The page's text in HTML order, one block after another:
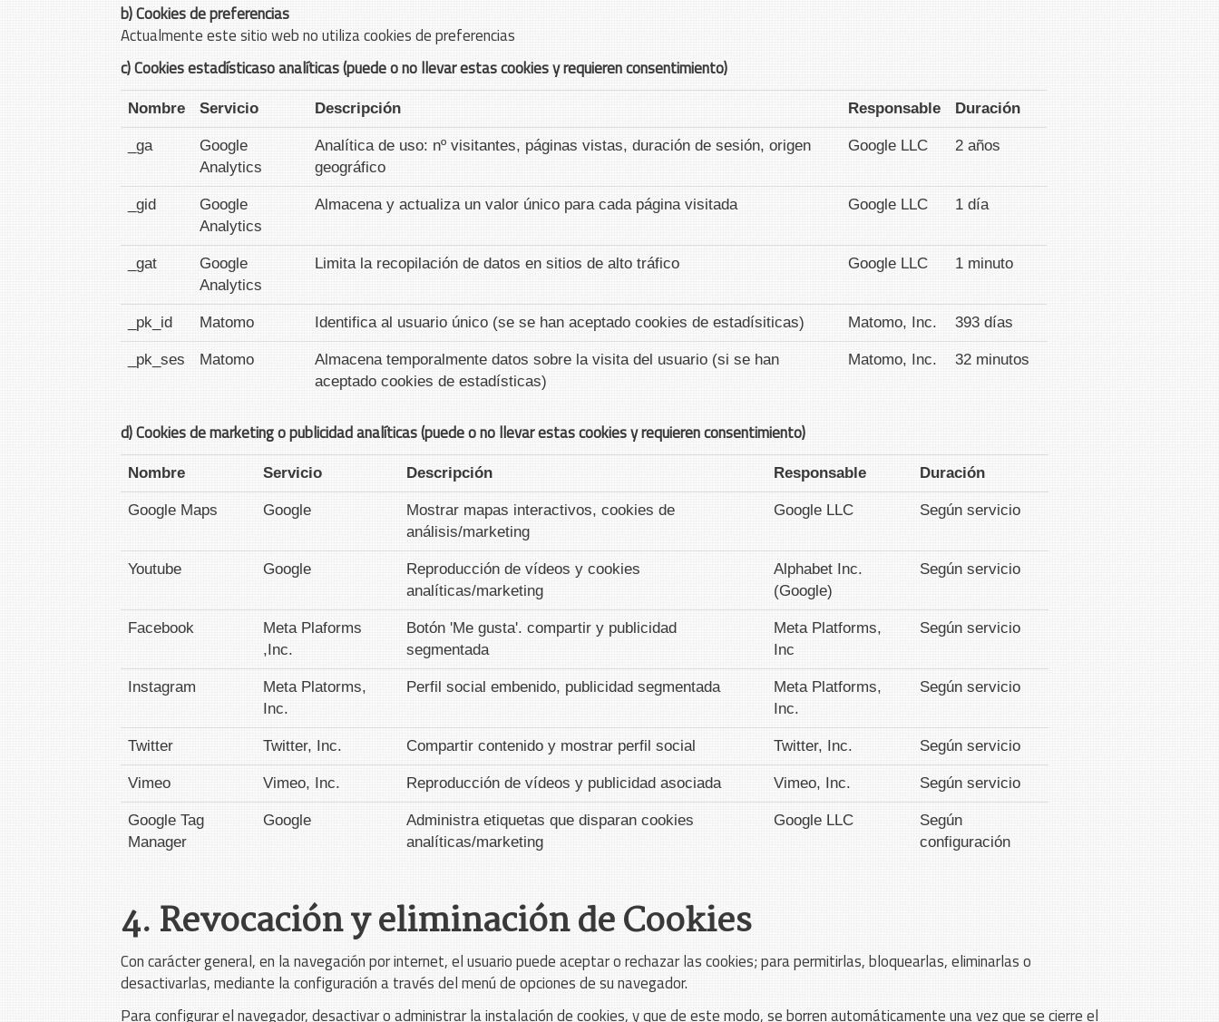
b) Cookies de preferencias
Actualmente este sitio web no utiliza cookies de preferencias
c) Cookies estadísticaso analíticas (puede o no llevar estas cookies y requieren consentimiento)
Nombre Servicio Descripción Responsable Duración
_ga
Google
Analytics
Analítica de uso: nº visitantes, páginas vistas, duración de sesión, origen
geográfico
Google LLC 2 años
_gid
Google
Analytics
Almacena y actualiza un valor único para cada página visitada Google LLC 1 día
_gat
Google
Analytics
Limita la recopilación de datos en sitios de alto tráfico Google LLC 1 minuto
_pk_id Matomo Identifica al usuario único (se se han aceptado cookies de estadísiticas) Matomo, Inc. 393 días
_pk_ses Matomo
Almacena temporalmente datos sobre la visita del usuario (si se han
aceptado cookies de estadísticas)
Matomo, Inc. 32 minutos
d) Cookies de marketing o publicidad analíticas (puede o no llevar estas cookies y requieren consentimiento)
Nombre Servicio Descripción Responsable Duración
Google Maps Google
Mostrar mapas interactivos, cookies de
análisis/marketing
Google LLC Según servicio
Youtube Google
Reproducción de vídeos y cookies
analíticas/marketing
Alphabet Inc.
(Google)
Según servicio
Facebook
Meta Plaforms
,Inc.
Botón 'Me gusta'. compartir y publicidad
segmentada
Meta Platforms,
Inc
Según servicio
Instagram
Meta Platorms,
Inc.
Perfil social embenido, publicidad segmentada
Meta Platforms,
Inc.
Según servicio
Twitter Twitter, Inc. Compartir contenido y mostrar perfil social Twitter, Inc. Según servicio
Vimeo Vimeo, Inc. Reproducción de vídeos y publicidad asociada Vimeo, Inc. Según servicio
Google Tag
Manager
Google
Administra etiquetas que disparan cookies
analíticas/marketing
Google LLC
Según
configuración
4. Revocación y eliminación de Cookies
Con carácter general, en la navegación por internet, el usuario puede aceptar o rechazar las cookies; para permitirlas, bloquearlas, eliminarlas o
desactivarlas, mediante la configuración a través del menú de opciones de su navegador.
Para configurar el navegador, desactivar o administrar la instalación de cookies, y que de este modo, se borren automáticamente una vez que se cierre el